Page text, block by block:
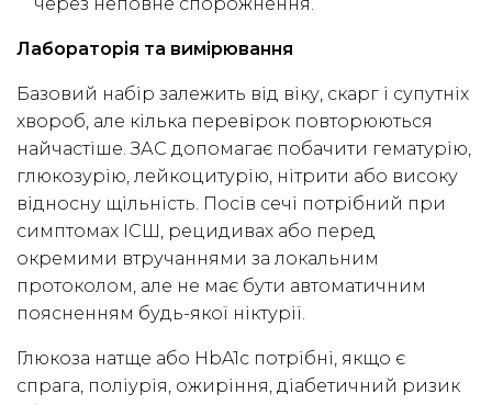
Лабораторія та вимірювання
Базовий набір залежить від віку, скарг і супутніх
хвороб, але кілька перевірок повторюються
найчастіше. ЗАС допомагає побачити гематурію,
глюкозурію, лейкоцитурію, нітрити або високу
відносну щільність. Посів сечі потрібний при
симптомах ІСШ, рецидивах або перед
окремими втручаннями за локальним
протоколом, але не має бути автоматичним
поясненням будь-якої ніктурії.
Глюкоза натще або HbA1c потрібні, якщо є
спрага, поліурія, ожиріння, діабетичний ризик